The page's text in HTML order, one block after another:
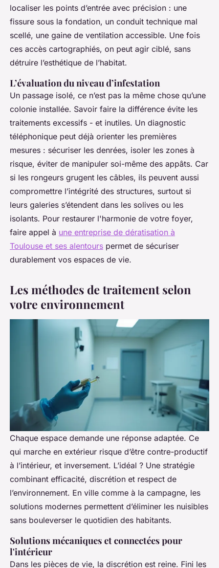
localiser les points d’entrée avec précision : une
fissure sous la fondation, un conduit technique mal
scellé, une gaine de ventilation accessible. Une fois
ces accès cartographiés, on peut agir ciblé, sans
détruire l’esthétique de l’habitat.
L’évaluation du niveau d’infestation
Un passage isolé, ce n’est pas la même chose qu’une
colonie installée. Savoir faire la différence évite les
traitements excessifs - et inutiles. Un diagnostic
téléphonique peut déjà orienter les premières
mesures : sécuriser les denrées, isoler les zones à
risque, éviter de manipuler soi-même des appâts. Car
si les rongeurs grugent les câbles, ils peuvent aussi
compromettre l’intégrité des structures, surtout si
leurs galeries s’étendent dans les solives ou les
isolants. Pour restaurer l'harmonie de votre foyer,
faire appel à une entreprise de dératisation à
Toulouse et ses alentours permet de sécuriser
durablement vos espaces de vie.
Les méthodes de traitement selon
votre environnement
Chaque espace demande une réponse adaptée. Ce
qui marche en extérieur risque d’être contre-productif
à l’intérieur, et inversement. L’idéal ? Une stratégie
combinant efficacité, discrétion et respect de
l’environnement. En ville comme à la campagne, les
solutions modernes permettent d’éliminer les nuisibles
sans bouleverser le quotidien des habitants.
Solutions mécaniques et connectées pour
l'intérieur
Dans les pièces de vie, la discrétion est reine. Fini les